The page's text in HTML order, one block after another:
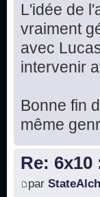
L'idée de
vraiment
avec
intervenir
Bonne fin
même
Re:
par